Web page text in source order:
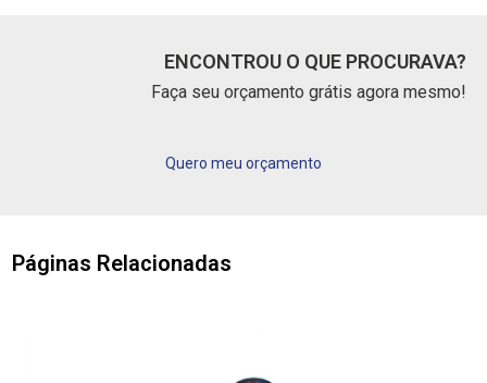
ENCONTROU O QUE PROCURAVA?
Faça seu orçamento grátis agora mesmo!
Quero meu orçamento
Páginas Relacionadas